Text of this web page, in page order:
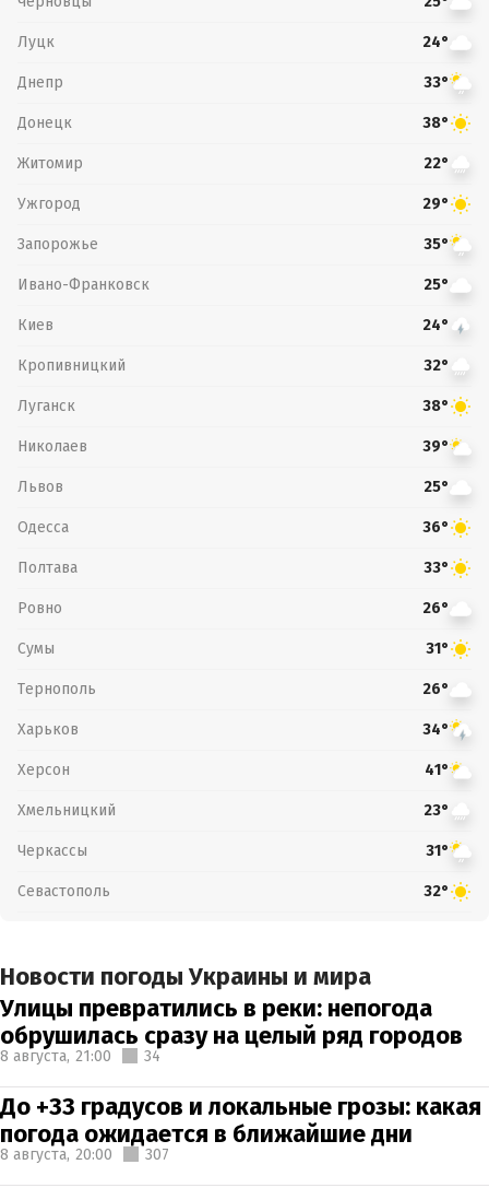
Луцк 24°
Днепр 33°
Донецк 38°
Житомир 22°
Ужгород 29°
Запорожье 35°
Ивано-Франковск 25°
Киев 24°
Кропивницкий 32°
Луганск 38°
Николаев 39°
Львов 25°
Одесса 36°
Полтава 33°
Ровно 26°
Сумы 31°
Тернополь 26°
Харьков 34°
Херсон 41°
Хмельницкий 23°
Черкассы 31°
Севастополь 32°
Новости погоды Украины и мира
Улицы превратились в реки: непогода
обрушилась сразу на целый ряд городов
8 августа, 21:00 34
До +33 градусов и локальные грозы: какая
погода ожидается в ближайшие дни
8 августа, 20:00 307